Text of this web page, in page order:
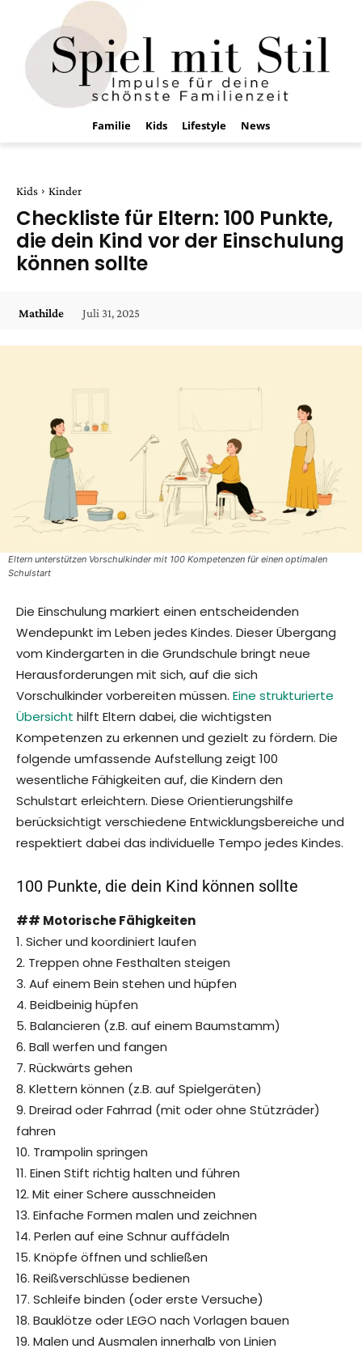
Familie Kids Lifestyle News
Kids Kinder
Checkliste für Eltern: 100 Punkte,
die dein Kind vor der Einschulung
können sollte
Mathilde Juli 31, 2025
Eltern unterstützen Vorschulkinder mit 100 Kompetenzen für einen optimalen
Schulstart
Die Einschulung markiert einen entscheidenden
Wendepunkt im Leben jedes Kindes. Dieser Übergang
vom Kindergarten in die Grundschule bringt neue
Herausforderungen mit sich, auf die sich
Vorschulkinder vorbereiten müssen. Eine strukturierte
Übersicht hilft Eltern dabei, die wichtigsten
Kompetenzen zu erkennen und gezielt zu fördern. Die
folgende umfassende Aufstellung zeigt 100
wesentliche Fähigkeiten auf, die Kindern den
Schulstart erleichtern. Diese Orientierungshilfe
berücksichtigt verschiedene Entwicklungsbereiche und
respektiert dabei das individuelle Tempo jedes Kindes.
100 Punkte, die dein Kind können sollte
## Motorische Fähigkeiten
1. Sicher und koordiniert laufen
2. Treppen ohne Festhalten steigen
3. Auf einem Bein stehen und hüpfen
4. Beidbeinig hüpfen
5. Balancieren (z.B. auf einem Baumstamm)
6. Ball werfen und fangen
7. Rückwärts gehen
8. Klettern können (z.B. auf Spielgeräten)
9. Dreirad oder Fahrrad (mit oder ohne Stützräder)
fahren
10. Trampolin springen
11. Einen Stift richtig halten und führen
12. Mit einer Schere ausschneiden
13. Einfache Formen malen und zeichnen
14. Perlen auf eine Schnur auffädeln
15. Knöpfe öffnen und schließen
16. Reißverschlüsse bedienen
17. Schleife binden (oder erste Versuche)
18. Bauklötze oder LEGO nach Vorlagen bauen
19. Malen und Ausmalen innerhalb von Linien